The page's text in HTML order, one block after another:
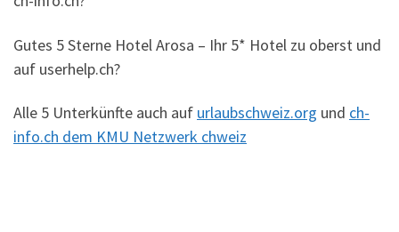
Gutes 5 Sterne Hotel Arosa – Ihr 5* Hotel zu oberst und
auf userhelp.ch?
Alle 5 Unterkünfte auch auf urlaubschweiz.org und ch-
info.ch dem KMU Netzwerk chweiz